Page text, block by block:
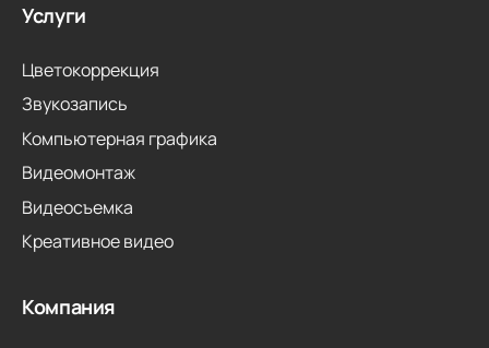
Услуги
Цветокоррекция
Звукозапись
Компьютерная графика
Видеомонтаж
Видеосъемка
Креативное видео
Компания